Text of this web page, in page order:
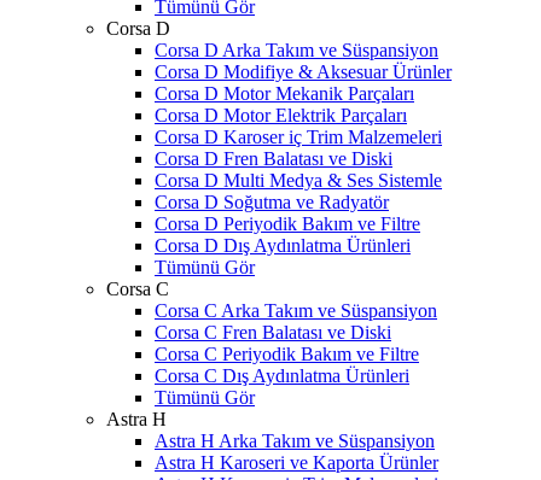
Tümünü Gör
Corsa D
Corsa D Arka Takım ve Süspansiyon
Corsa D Modifiye & Aksesuar Ürünler
Corsa D Motor Mekanik Parçaları
Corsa D Motor Elektrik Parçaları
Corsa D Karoser iç Trim Malzemeleri
Corsa D Fren Balatası ve Diski
Corsa D Multi Medya & Ses Sistemle
Corsa D Soğutma ve Radyatör
Corsa D Periyodik Bakım ve Filtre
Corsa D Dış Aydınlatma Ürünleri
Tümünü Gör
Corsa C
Corsa C Arka Takım ve Süspansiyon
Corsa C Fren Balatası ve Diski
Corsa C Periyodik Bakım ve Filtre
Corsa C Dış Aydınlatma Ürünleri
Tümünü Gör
Astra H
Astra H Arka Takım ve Süspansiyon
Astra H Karoseri ve Kaporta Ürünler